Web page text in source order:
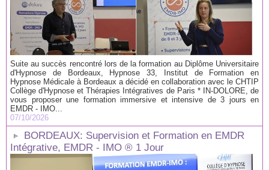
Suite au succès rencontré lors de la formation au Diplôme Universitaire
d'Hypnose de Bordeaux, Hypnose 33, Institut de Formation en
Hypnose Médicale à Bordeaux a décidé en collaboration avec le CHTIP
Collège d'Hypnose et Thérapies Intégratives de Paris * IN-DOLORE, de
vous proposer une formation immersive et intensive de 3 jours en
EMDR - IMO...
07/10/2026
BORDEAUX: Supervision et Formation en EMDR
Intégrative, EMDR - IMO ® 1 Jour